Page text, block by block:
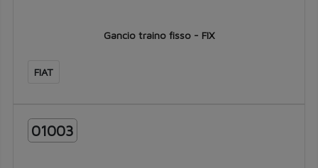
Gancio traino fisso - FIX
FIAT
01003